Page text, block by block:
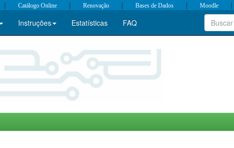
| Catálogo Online | Renovação | Bases de Dados | Moodle |
Instruções Estatísticas FAQ